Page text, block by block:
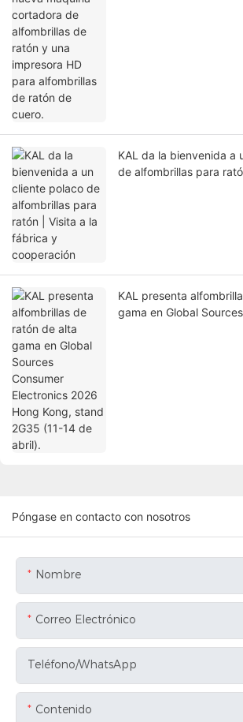
KAL da la bienvenida a
de alfombrillas para
KAL presenta
gama en Global
Póngase en contacto con nosotros
Nombre
Correo Electrónico
Teléfono/WhatsApp
Contenido